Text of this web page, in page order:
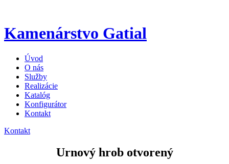
Kamenárstvo Gatial
Úvod
O nás
Služby
Realizácie
Katalóg
Konfigurátor
Kontakt
Kontakt
Urnový hrob otvorený